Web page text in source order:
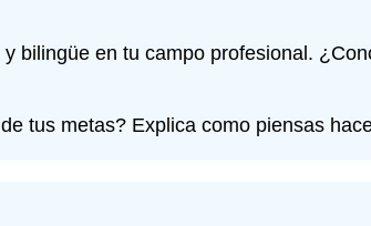
bilingüe en tu campo profesional.
tus metas? Explica como piensas